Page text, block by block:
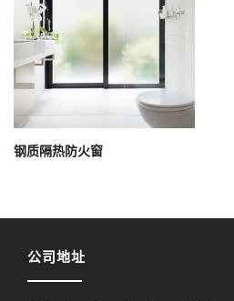
钢质隔热防火窗
公司地址